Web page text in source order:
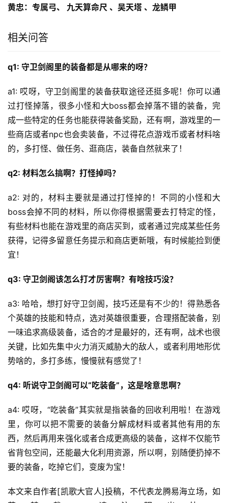
黄忠：专属弓、 九天算命尺 、吴天塔 、龙鳞甲
相关问答
q1: 守卫剑阁里的装备都是从哪来的呀？
a1: 哎呀，守卫剑阁里的装备获取途径还挺多呢！你可以通
过打怪掉落，很多小怪和大boss都会掉落不错的装备，完
成一些特定的任务也能获得装备奖励，还有啊，游戏里的一
些商店或者npc也会卖装备，不过得花点游戏币或者材料啥
的，多打怪、做任务、逛商店，装备自然就来了！
q2: 材料怎么搞啊？打怪掉吗？
a2: 对的，材料主要就是通过打怪掉的！不同的小怪和大
boss会掉不同的材料，所以你得根据需要去打特定的怪，
有些材料也能在游戏里的商店买到，或者通过完成某些任务
获得，记得多留意任务提示和商店更新哦，有时候能捡到便
宜！
q3: 守卫剑阁该怎么打才厉害啊？有啥技巧没？
a3: 哈哈，想打好守卫剑阁，技巧还是有不少的！得熟悉各
个英雄的技能和特点，选对英雄很重要，合理搭配装备，别
一味追求高级装备，适合的才是最好的，还有啊，战术也很
关键，比如先集中火力消灭威胁大的敌人，或者利用地形优
势啥的，多打多练，慢慢就有感觉了！
q4: 听说守卫剑阁可以“吃装备”，这是啥意思啊？
a4: 哎呀，“吃装备”其实就是指装备的回收利用啦！在游戏
里，你可以把不需要的装备分解成材料或者其他有用的东
西，然后再用来强化或者合成更高级的装备，这样不仅能节
省背包空间，还能最大化利用资源，所以啊，别随便扔掉不
要的装备，吃掉它们，变废为宝！
本文来自作者[凯歌大官人]投稿，不代表龙腾易海立场，如